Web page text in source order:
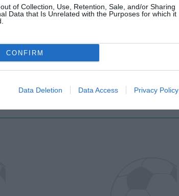
of Collection, Use, Retention, Sale, and/or Sharing
Data that Is Unrelated with the Purposes for which it
CONFIRM
Data Deletion Data Access Privacy Policy
Wiltord vuole giocare